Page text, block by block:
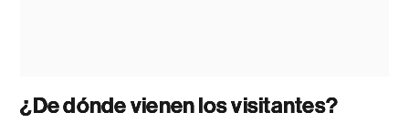
¿De dónde vienen los visitantes?